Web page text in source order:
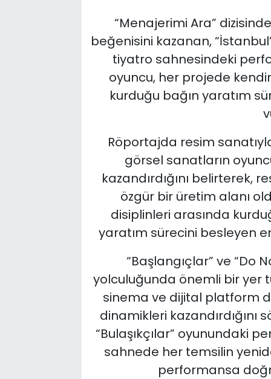
“Menajerimi Ara”
beğenisini kazanan,
tiyatro sahnesindeki
oyuncu, her projede
kurduğu bağın yaratım
Röportajda resim
görsel sanatların
kazandırdığını belirterek,
özgür bir üretim alanı
disiplinleri arasında
yaratım sürecini besleyen
“Başlangıçlar” ve “Do
yolculuğunda önemli bir yer
sinema ve dijital platform
dinamikleri kazandırdığını
“Bulaşıkçılar” oyunundaki
sahnede her temsilin
performansa